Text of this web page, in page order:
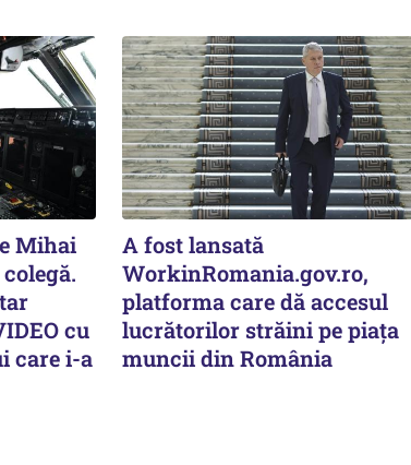
Mihai
cu
care i-a
A fost lansată
WorkinRomania.gov.ro,
platforma care dă accesul
lucrătorilor străini pe piața
muncii din România